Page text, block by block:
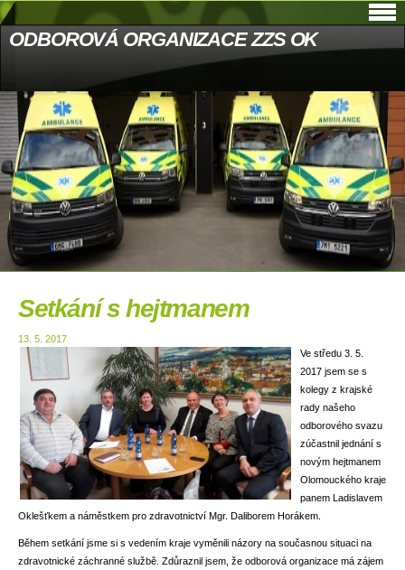
ODBOROVÁ ORGANIZACE ZZS OK
Setkání s hejtmanem
13. 5. 2017
Ve středu 3. 5.
2017 jsem se s
kolegy z krajské
rady našeho
odborového svazu
zúčastnil jednání s
novým hejtmanem
Olomouckého kraje
panem Ladislavem
Oklešťkem a náměstkem pro zdravotnictví Mgr. Daliborem Horákem.
Během setkání jsme si s vedením kraje vyměnili názory na současnou situaci na
zdravotnické záchranné službě. Zdůraznil jsem, že odborová organizace má zájem